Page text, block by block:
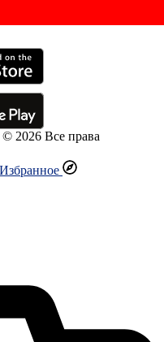
2026 Все права
Избранное